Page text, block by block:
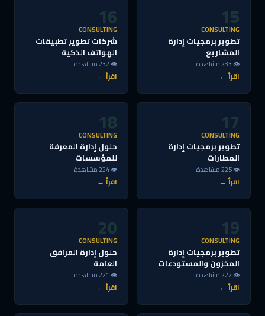
15
CONSULTING
تطوير برمجيات إدارة
المشاريع
👁 233 مشاهدة
اقرأ ←
16
CONSULTING
شركات تطوير تطبيقات
الهواتف الذكية
👁 232 مشاهدة
اقرأ ←
17
CONSULTING
تطوير برمجيات إدارة
المطارات
👁 225 مشاهدة
اقرأ ←
18
CONSULTING
حلول إدارة المعرفة
للمؤسسات
👁 224 مشاهدة
اقرأ ←
19
CONSULTING
تطوير برمجيات إدارة
المخزون والمستودعات
👁 222 مشاهدة
اقرأ ←
20
CONSULTING
حلول إدارة المرافق
العامة
👁 221 مشاهدة
اقرأ ←